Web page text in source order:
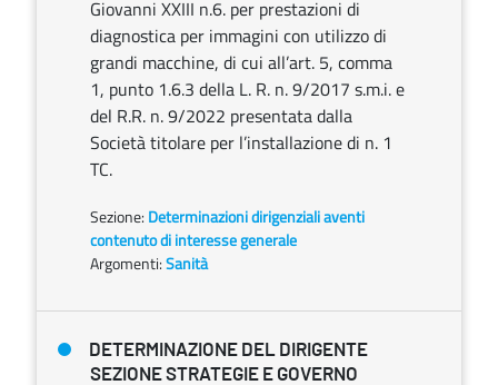
Giovanni XXIII n.6. per prestazioni di
diagnostica per immagini con utilizzo di
grandi macchine, di cui all’art. 5, comma
1, punto 1.6.3 della L. R. n. 9/2017 s.m.i. e
del R.R. n. 9/2022 presentata dalla
Società titolare per l’installazione di n. 1
TC.
Sezione: Determinazioni dirigenziali aventi
contenuto di interesse generale
Argomenti:Sanità
DETERMINAZIONE DEL DIRIGENTE
SEZIONE STRATEGIE E GOVERNO